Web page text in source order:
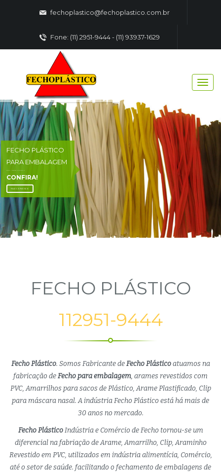
fechoplastico@fechoplastico.com.br
Fone: (11) 2951-9444 - (11) 93937-1629
FECHO PLÁSTICO
PARA EMBALAGEM
CONFIRA!
FALE CONOSCO
FECHO PLÁSTICO
112951-9444
Fecho Plástico. Somos Fabricante deFecho Plásticoatuamos na
fabricação deFecho para embalagem, arames revestidos com
PVC, Amarrilhos para sacos de Plástico, Arame Plastificado, Clip
para máscara nasal. A indústria Fecho Plástico está há mais de
30 anos no mercado.
Fecho PlásticoIndústria e Comércio de Fecho tornou-se um
diferencial na fabriação de Arame, Amarrilho, Clip, Araminho
Revestido em PVC, utilizados em indústria alimentícia, Comércio,
até o setor de saúde. facilitando o fechamento de embalagens de